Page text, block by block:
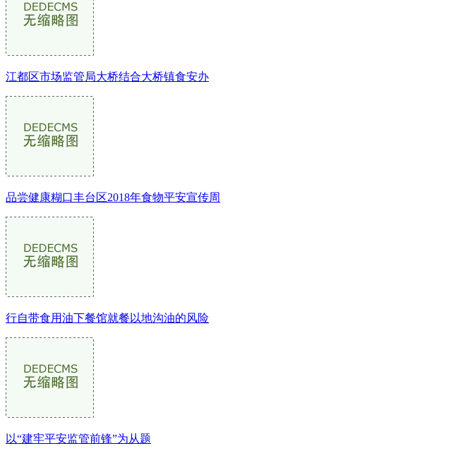
江都区市场监管局大桥结合大桥镇食安办
品尝健康糊口丰台区2018年食物平安宣传周
行自带食用油下餐馆就餐以地沟油的风险
以“建牢平安监管前锋”为从题